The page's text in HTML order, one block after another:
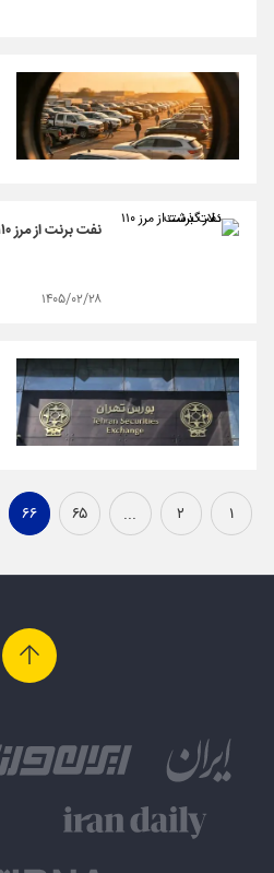
نفت برنت از مرز ۱۱۰ دلار گذشت
۱۴۰۵/۰۲/۲۸
۱ ۲ ... ۶۵ ۶۶